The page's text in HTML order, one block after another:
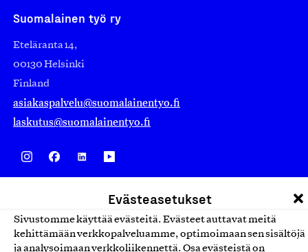
Evästeasetukset
Sivustomme käyttää evästeitä. Evästeet auttavat meitä
kehittämään verkkopalveluamme, optimoimaan sen sisältöjä
ja analysoimaan verkkoliikennettä. Osa evästeistä on
Suomalainen työ ry
Eteläranta 14,
00130 Helsinki
Finland
asiakaspalvelu@suomalainentyo.fi
laskutus@suomalainentyo.fi